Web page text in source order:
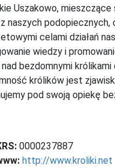
Uszakowo,
naszych
celami działań
wiedzy i
bezdomnymi
królików jest
pod swoją opiekę
0000237887
http://www.kroliki.net